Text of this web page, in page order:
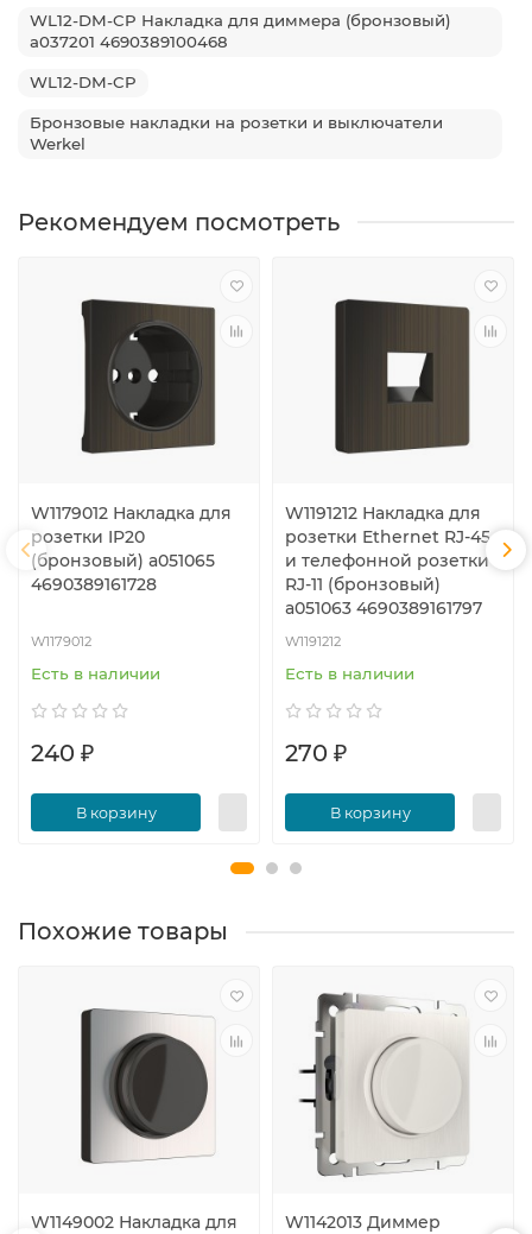
WL12-DM-CP Накладка для диммера (бронзовый)
a037201 4690389100468
WL12-DM-CP
Бронзовые накладки на розетки и выключатели
Werkel
Рекомендуем посмотреть
W1179012 Накладка для
розетки IP20
(бронзовый) a051065
4690389161728
W1179012
Есть в наличии
240 ₽
В корзину
W1191212 Накладка для
розетки Ethernet RJ-45
и телефонной розетки
RJ-11 (бронзовый)
a051063 4690389161797
W1191212
Есть в наличии
270 ₽
В корзину
Похожие товары
W1149002 Накладка для
W1142013 Диммер